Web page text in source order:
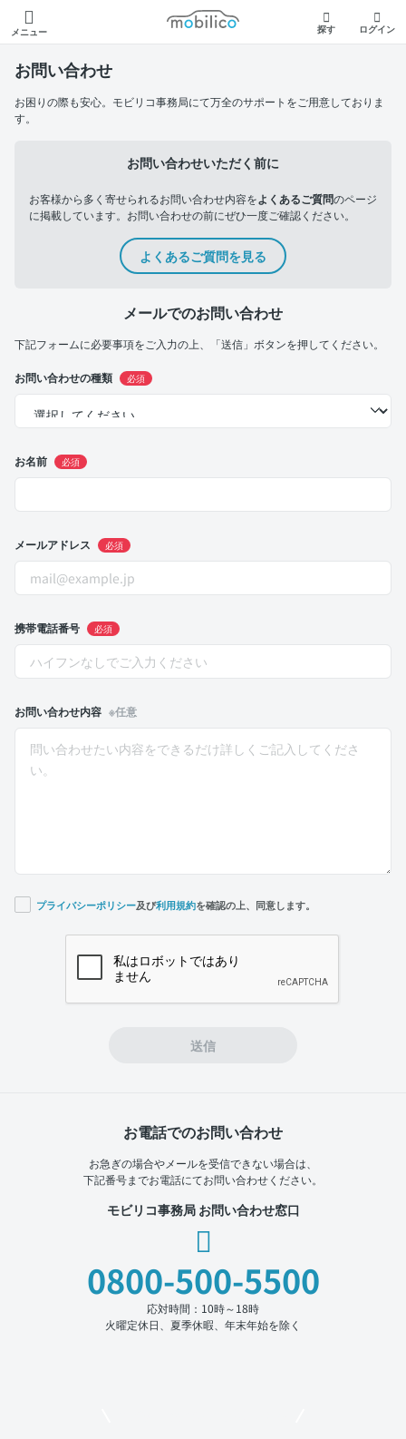
メニュー
モビリコ
探す ログイン
お問い合わせ
お困りの際も安心。モビリコ事務局にて万全のサポートをご用意しておりま
す。
お問い合わせいただく前に
お客様から多く寄せられるお問い合わせ内容をよくあるご質問のページ
に掲載しています。お問い合わせの前にぜひ一度ご確認ください。
よくあるご質問を見る
メールでのお問い合わせ
下記フォームに必要事項をご入力の上、「送信」ボタンを押してください。
お問い合わせの種類 必須
お名前 必須
メールアドレス 必須
携帯電話番号 必須
お問い合わせ内容 ※任意
プライバシーポリシー及び利用規約を確認の上、同意します。
送信
お電話でのお問い合わせ
お急ぎの場合やメールを受信できない場合は、
下記番号までお電話にてお問い合わせください。
モビリコ事務局 お問い合わせ窓口
0800-500-5500
応対時間：10時～18時
火曜定休日、夏季休暇、年末年始を除く